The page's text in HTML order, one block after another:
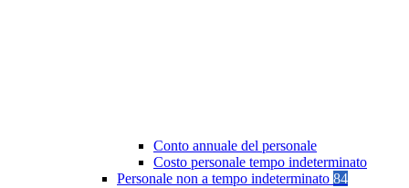
Conto annuale del personale
Costo personale tempo indeterminato
Personale non a tempo indeterminato 84